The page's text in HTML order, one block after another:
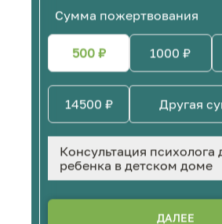
Сумма пожертвования
500 ₽ 1000 ₽
14500 ₽
Консультация психолога
ребенка в детском доме
ДАЛЕЕ